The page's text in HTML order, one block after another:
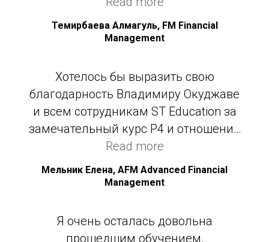
занятий. Владимир отличный
преподаватель, темы доносит легко и
и пришла в этот центр из-за
Владимира.
Темирбаева Алмагуль, FM Financial
Management
Хотелось бы выразить свою
благодарность Владимиру Окуджаве
и всем сотрудникам ST Education за
замечательный курс P4 и отношение
к подготовке слушателей. Грамотное
и логичное изложение материала
позволило мне подготовиться к
с первого раза.
Read more
Мельник Елена, AFM Advanced Financial
Management
Я очень осталась довольна
прошедшим обучением,